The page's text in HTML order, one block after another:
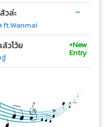
วล่ะ
ft.Wanmai
-
วโว้ย +New
Entry